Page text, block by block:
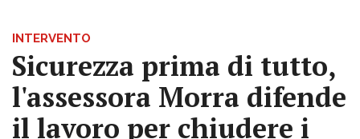
INTERVENTO
Sicurezza prima di tutto,
l'assessora Morra difende
il lavoro per chiudere i